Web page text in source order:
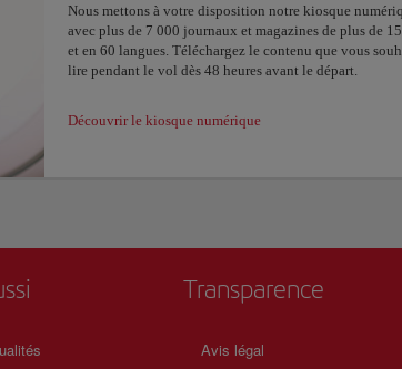
Nous mettons à votre disposition notre kiosque
avec plus de 7 000 journaux et magazines de plus de
et en 60 langues. Téléchargez le contenu que vous
lire pendant le vol dès 48 heures avant le départ.
Découvrir le kiosque numérique
Transparence
Avis légal